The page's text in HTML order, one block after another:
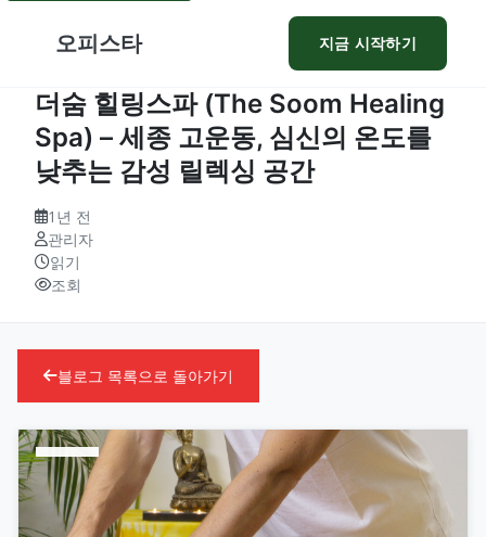
오피스타 지금 시작하기
더숨 힐링스파 (The Soom Healing
Spa) – 세종 고운동, 심신의 온도를
낮추는 감성 릴렉싱 공간
1년 전
관리자
읽기
조회
블로그 목록으로 돌아가기